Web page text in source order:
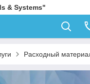
& Systems"
Расходный